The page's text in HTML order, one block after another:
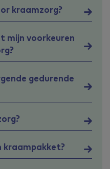
kraamzorg?
mijn voorkeuren
gedurende
kraampakket?